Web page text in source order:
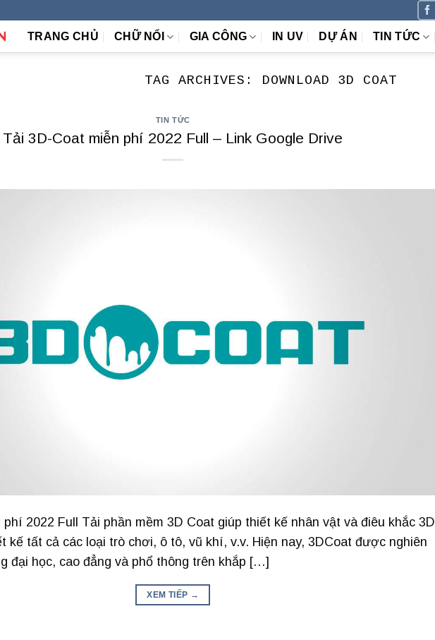
TRANG CHỦ CHỮ NỔI GIA CÔNG IN UV DỰ ÁN TIN TỨC
TAG ARCHIVES: DOWNLOAD 3D COAT
TIN TỨC
Tải 3D-Coat miễn phí 2022 Full – Link Google Drive
2022 Full Tải phần mềm 3D Coat giúp thiết kế nhân vật và điêu khắc 3D
kế tất cả các loại trò chơi, ô tô, vũ khí, v.v. Hiện nay, 3DCoat được nghiên
đại học, cao đẳng và phổ thông trên khắp […]
XEM TIẾP →